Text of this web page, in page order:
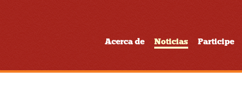
Acerca de Noticias Participe